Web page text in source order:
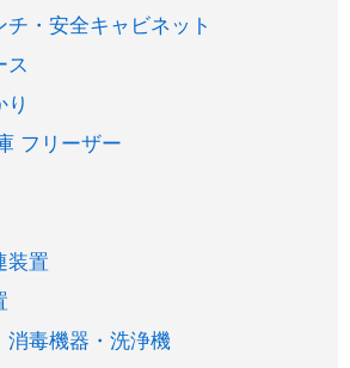
チ・安全キャビネット
ス
り
フリーザー
装置
消毒機器・洗浄機